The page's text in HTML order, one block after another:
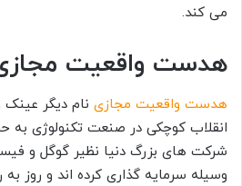
می کند.
هدست واقعیت
هدست واقعیت مجازی نام دیگر
انقلاب کوچکی در صنعت تکنولوژی به
شرکت های بزرگ دنیا نظیر گوگل و
وسیله سرمایه گذاری کرده اند و روز